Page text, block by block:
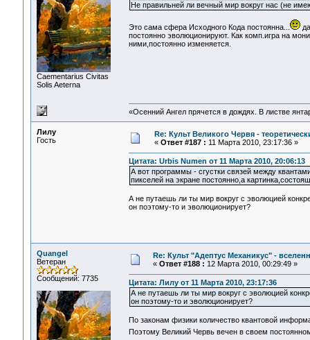
Сaementarius Civitas
Solis Aeterna
Не правильней ли вечный мир вокруг нас (не
Это сама сфера Исходного Кода постоянна...
да
постоянно эволюционируют. Как комп.игра на
ними,постоянно изменяется.
«Осенний Ангел прячется в дождях. В листве
Лилу
Гость
Re: Культ Великого Червя -
« Ответ #187 : 11 Марта 2010, 23:17:36 »
Цитата: Urbis Numen от 11 Марта 2010, 20:06:13
А вот программы - сгустки связей между
пикселей на экране постоянно,а
А не путаешь ли ты мир вокруг с эволюцией
он поэтому-то и эволюционирует?
Quangel
Ветеран
Сообщений: 7735
Re: Культ "Адептус Механикус" -
« Ответ #188 : 12 Марта 2010, 00:29:49 »
Цитата: Лилу от 11 Марта 2010, 23:17:36
А не путаешь ли ты мир вокруг с эволюцией
он поэтому-то и эволюционирует?
По законам физики количество квантовой
Поэтому Великий Червь вечен в своем